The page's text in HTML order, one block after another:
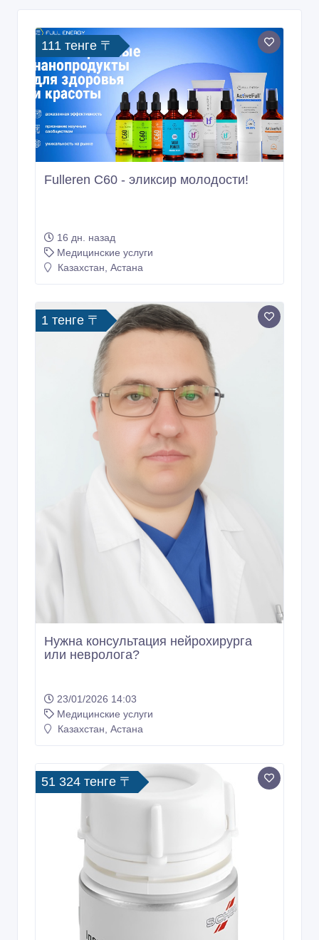
111 тенге 〒
Fulleren С60 - эликсир молодости!
16 дн. назад
Медицинские услуги
Казахстан, Астана
1 тенге 〒
Нужна консультация нейрохирурга
или невролога?
23/01/2026 14:03
Медицинские услуги
Казахстан, Астана
51 324 тенге 〒